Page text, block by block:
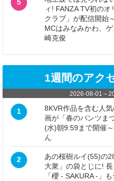
5
ィ! FANZA TV初の
クラブ」が配信開始
MCはみなみかわ、
崎克俊
1週間のアク
2026-08-01 ～
1
8KVR作品を含む人
画が「春のパンツま
(水)朝9:59まで開催
ん
2
あの桜樹ルイ(55)の
大衆」の袋とじに!
「櫻 - SAKURA -」